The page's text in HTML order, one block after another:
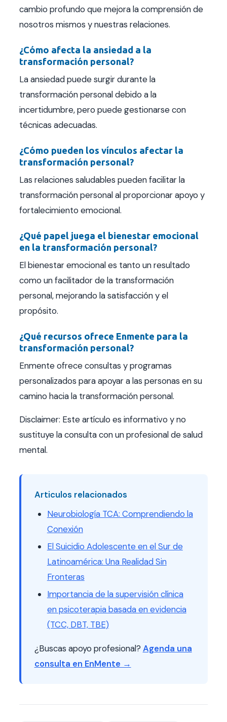
cambio profundo que mejora la comprensión de
nosotros mismos y nuestras relaciones.
¿Cómo afecta la ansiedad a la
transformación personal?
La ansiedad puede surgir durante la
transformación personal debido a la
incertidumbre, pero puede gestionarse con
técnicas adecuadas.
¿Cómo pueden los vínculos afectar la
transformación personal?
Las relaciones saludables pueden facilitar la
transformación personal al proporcionar apoyo y
fortalecimiento emocional.
¿Qué papel juega el bienestar emocional
en la transformación personal?
El bienestar emocional es tanto un resultado
como un facilitador de la transformación
personal, mejorando la satisfacción y el
propósito.
¿Qué recursos ofrece Enmente para la
transformación personal?
Enmente ofrece consultas y programas
personalizados para apoyar a las personas en su
camino hacia la transformación personal.
Disclaimer: Este artículo es informativo y no
sustituye la consulta con un profesional de salud
mental.
Articulos relacionados
Neurobiología TCA: Comprendiendo la
Conexión
El Suicidio Adolescente en el Sur de
Latinoamérica: Una Realidad Sin
Fronteras
Importancia de la supervisión clínica
en psicoterapia basada en evidencia
(TCC, DBT, TBE)
¿Buscas apoyo profesional? Agenda una
consulta en EnMente →